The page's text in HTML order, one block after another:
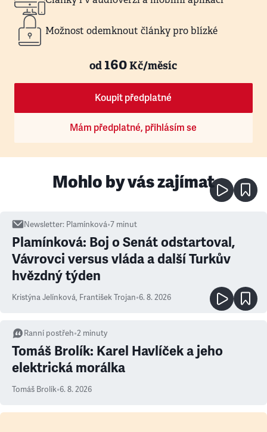
Možnost odemknout články pro blízké
od160Kč/měsíc
Koupit předplatné
Mám předplatné, přihlásím se
Mohlo by vás zajímat
Newsletter: Plamínková•7 minut
Plamínková: Boj o Senát odstartoval,
Vávrovci versus vláda a další Turkův
hvězdný týden
Kristýna Jelínková, František Trojan•6. 8. 2026
Ranní postřeh•2 minuty
Tomáš Brolík: Karel Havlíček a jeho
elektrická morálka
Tomáš Brolík•6. 8. 2026